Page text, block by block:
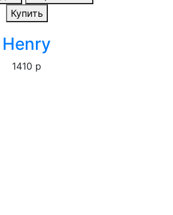
Купить
Henry
1410 р